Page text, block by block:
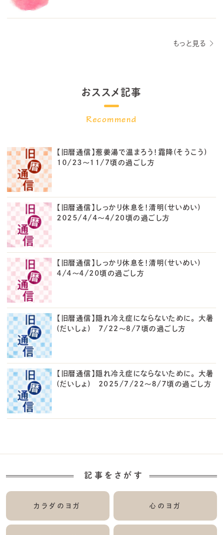
もっと見る
おススメ記事
【旧暦通信】葱姜湯で温まろう！霜降(そうこう)
10/23～11/7頃の過ごし方
【旧暦通信】しっかり休息を！清明(せいめい)
2025/4/4～4/20頃の過ごし方
【旧暦通信】しっかり休息を！清明(せいめい)
4/4～4/20頃の過ごし方
【旧暦通信】隠れ冷え症にならないために。 大暑
(だいしょ) 7/22～8/7頃の過ごし方
【旧暦通信】隠れ冷え症にならないために。 大暑
(だいしょ) 2025/7/22～8/7頃の過ごし方
記事をさがす
カラダのヨガ 心のヨガ